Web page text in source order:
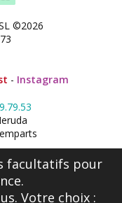
©2026
- Instagram
facultatifs pour
Votre choix :